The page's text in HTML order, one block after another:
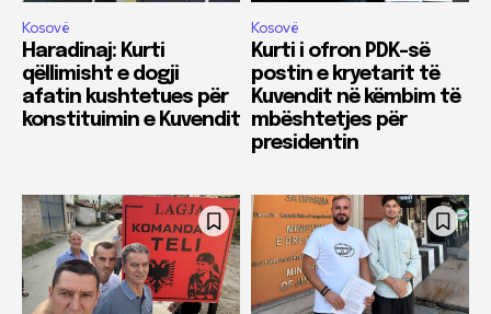
Kosovë
Haradinaj: Kurti
qëllimisht e dogji
afatin kushtetues për
konstituimin e Kuvendit
Kosovë
Kurti i ofron PDK-së
postin e kryetarit të
Kuvendit në këmbim të
mbështetjes për
presidentin